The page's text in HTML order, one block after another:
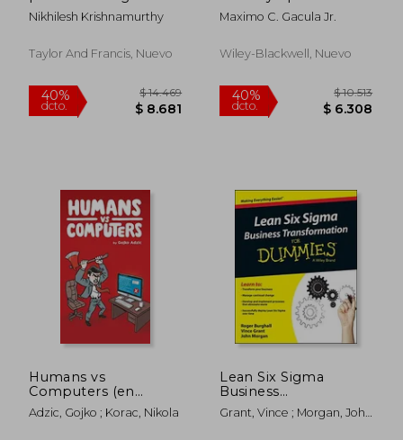
40%
dcto. $ 6.800
40%
dcto.
Nikhilesh Krishnamurthy
Taylor And Francis, Nuevo
Maximo C. Gacula Jr.
Wiley-Blackwell, Nuevo
Humans vs
Computers (en
Inglés)
Adzic, Gojko ; Korac, Nikola
Lean Six Sigma
Business
Transformation For
Dummies (en Inglés)
Grant, Vince ; Morgan, John